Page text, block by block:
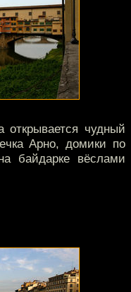
открывается чудный
Арно, домики по
байдарке вёслами